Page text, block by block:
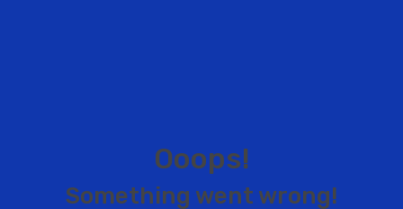
Ooops!
Something went wrong!